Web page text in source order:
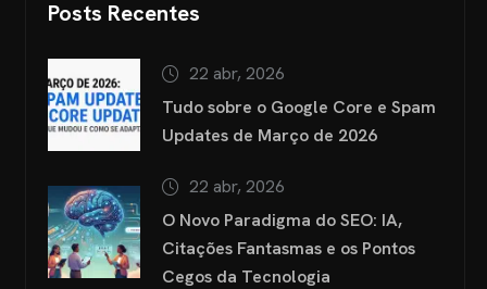
Posts Recentes
22 abr, 2026
Tudo sobre o Google Core e Spam
Updates de Março de 2026
22 abr, 2026
O Novo Paradigma do SEO: IA,
Citações Fantasmas e os Pontos
Cegos da Tecnologia